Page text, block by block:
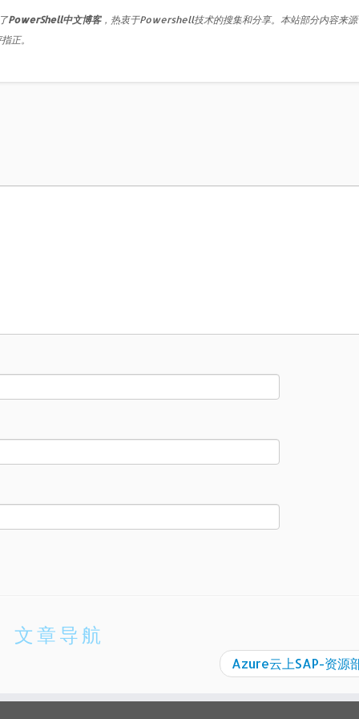
PowerShell中文博客，热衷于Powershell技术的搜集和分享。本站部分内容来源
正。
文章导航
Azure云上SAP-资源